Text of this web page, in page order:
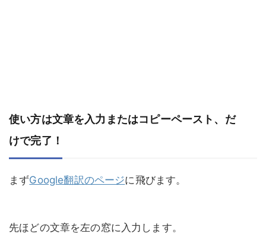
使い方は文章を入力またはコピーペースト、だ
けで完了！
まずGoogle翻訳のページに飛びます。
先ほどの文章を左の窓に入力します。